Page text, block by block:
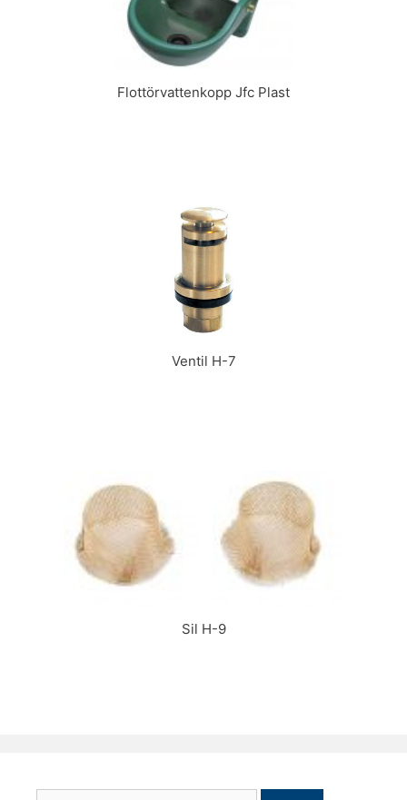
Flottörvattenkopp Jfc Plast
Ventil H-7
Sil H-9